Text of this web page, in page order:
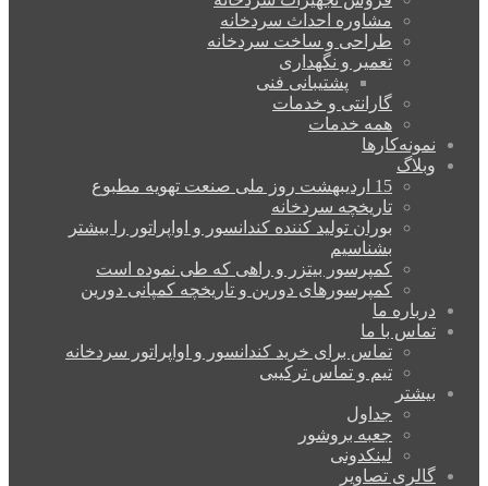
مشاوره احداث سردخانه
طراحی و ساخت سردخانه
تعمیر و نگهداری
پشتیبانی فنی
گارانتی و خدمات
همه خدمات
نمونه‌کارها
وبلاگ
15 اردیبهشت روز ملی صنعت تهویه مطبوع
تاریخچه سردخانه
بوران تولید کننده کندانسور و اواپراتور را بیشتر
بشناسیم
کمپرسور بیتزر و راهی که طی نموده است
کمپرسورهای دورین و تاریخچه کمپانی دورین
درباره ما
تماس با ما
تماس برای خرید کندانسور و اواپراتور سردخانه
تیم و تماس ترکیبی
بیشتر
جداول
جعبه بروشور
لینکدونی
گالری تصاویر